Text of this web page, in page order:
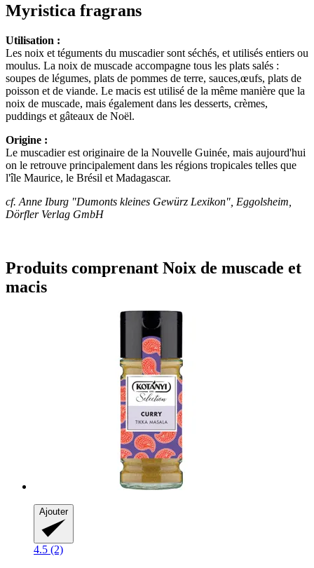
Myristica fragrans
Utilisation :
Les noix et téguments du muscadier sont séchés, et utilisés entiers ou
moulus. La noix de muscade accompagne tous les plats salés :
soupes de légumes, plats de pommes de terre, sauces,œufs, plats de
poisson et de viande. Le macis est utilisé de la même manière que la
noix de muscade, mais également dans les desserts, crèmes,
puddings et gâteaux de Noël.
Origine :
Le muscadier est originaire de la Nouvelle Guinée, mais aujourd'hui
on le retrouve principalement dans les régions tropicales telles que
l'île Maurice, le Brésil et Madagascar.
cf. Anne Iburg "Dumonts kleines Gewürz Lexikon", Eggolsheim,
Dörfler Verlag GmbH
Produits comprenant Noix de muscade et
macis
Ajouter
4.5 (2)